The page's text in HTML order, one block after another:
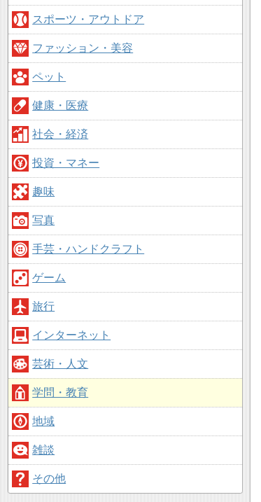
スポーツ・アウトドア
ファッション・美容
ペット
健康・医療
社会・経済
投資・マネー
趣味
写真
手芸・ハンドクラフト
ゲーム
旅行
インターネット
芸術・人文
学問・教育
地域
雑談
その他